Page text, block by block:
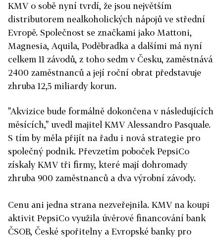
KMV o sobě nyní tvrdí, že jsou největším
distributorem nealkoholických nápojů ve střední
Evropě. Společnost se značkami jako Mattoni,
Magnesia, Aquila, Poděbradka a dalšími má nyní
celkem 11 závodů, z toho sedm v Česku, zaměstnává
2400 zaměstnanců a její roční obrat představuje
zhruba 12,5 miliardy korun.
"Akvizice bude formálně dokončena v následujících
měsících," uvedl majitel KMV Alessandro Pasquale.
S tím by měla přijít na řadu i nová strategie pro
společný podnik. Převzetím poboček PepsiCo
získaly KMV tři firmy, které mají dohromady
zhruba 900 zaměstnanců a dva výrobní závody.
Cenu ani jedna strana nezveřejnila. KMV na koupi
aktivit PepsiCo využila úvěrové financování bank
ČSOB, České spořitelny a Evropské banky pro